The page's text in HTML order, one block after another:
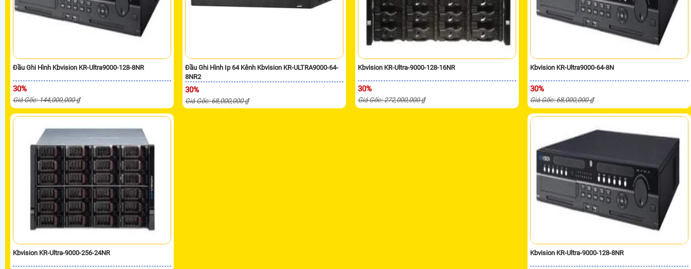
Đầu Ghi Hình Kbvision KR-Ultra9000-128-8NR
30%
Giá Gốc: 144,000,000 ₫
Đầu Ghi Hình Ip 64 Kênh Kbvision KR-ULTRA9000-64-
8NR2
30%
Giá Gốc: 68,000,000 ₫
Kbvision KR-Ultra-9000-128-16NR
30%
Giá Gốc: 272,000,000 ₫
Kbvision KR-Ultra9000-64-8N
30%
Giá Gốc: 68,000,000 ₫
Kbvision KR-Ultra-9000-256-24NR Kbvision KR-Ultra-9000-128-8NR